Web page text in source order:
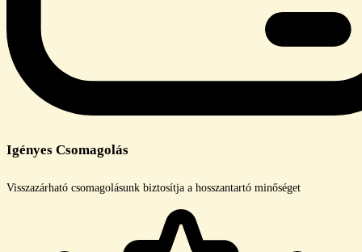
Igényes Csomagolás
Visszazárható csomagolásunk biztosítja a hosszantartó minőséget